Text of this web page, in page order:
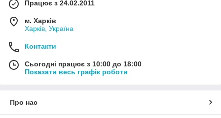
Працює з 24.02.2011
м. Харків
Харків, Україна
Контакти
Сьогодні працює з 10:00 до 18:00
Показати весь графік роботи
Про нас